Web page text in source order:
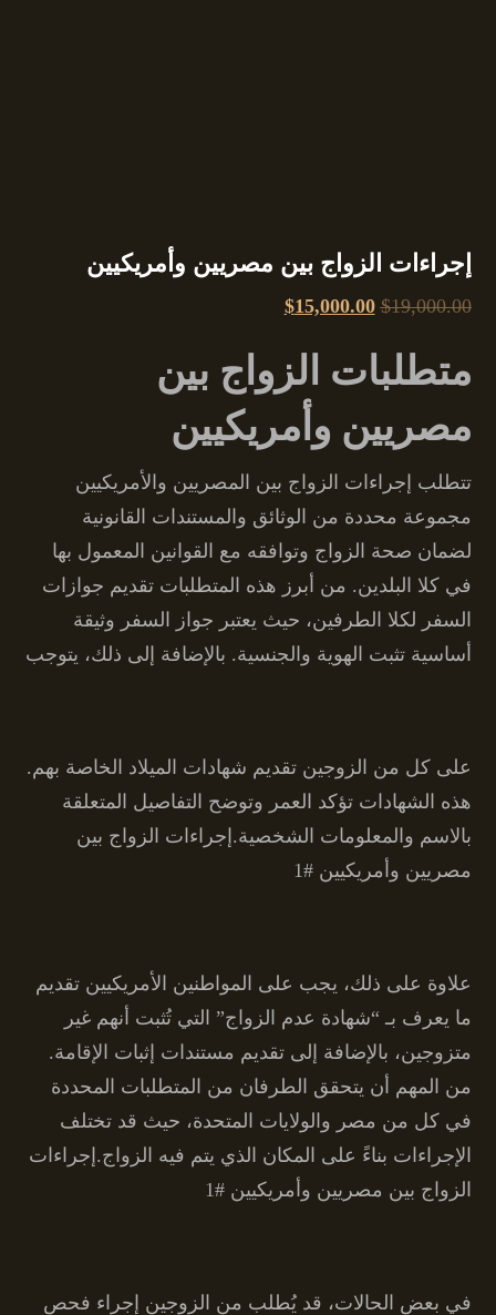
إجراءات الزواج بين مصريين وأمريكيين
$19,000.00
$15,000.00
متطلبات الزواج بين
مصريين وأمريكيين
تتطلب إجراءات الزواج بين المصريين والأمريكيين
مجموعة محددة من الوثائق والمستندات القانونية
لضمان صحة الزواج وتوافقه مع القوانين المعمول بها
في كلا البلدين. من أبرز هذه المتطلبات تقديم جوازات
السفر لكلا الطرفين، حيث يعتبر جواز السفر وثيقة
أساسية تثبت الهوية والجنسية. بالإضافة إلى ذلك، يتوجب
على كل من الزوجين تقديم شهادات الميلاد الخاصة بهم.
هذه الشهادات تؤكد العمر وتوضح التفاصيل المتعلقة
بالاسم والمعلومات الشخصية.إجراءات الزواج بين
مصريين وأمريكيين #1
علاوة على ذلك، يجب على المواطنين الأمريكيين تقديم
ما يعرف بـ “شهادة عدم الزواج” التي تُثبت أنهم غير
متزوجين، بالإضافة إلى تقديم مستندات إثبات الإقامة.
من المهم أن يتحقق الطرفان من المتطلبات المحددة
في كل من مصر والولايات المتحدة، حيث قد تختلف
الإجراءات بناءً على المكان الذي يتم فيه الزواج.إجراءات
الزواج بين مصريين وأمريكيين #1
في بعض الحالات، قد يُطلب من الزوجين إجراء فحص